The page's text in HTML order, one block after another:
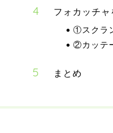
フォカッチ
①スクラ
②カッテ
まとめ